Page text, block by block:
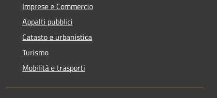
Imprese e Commercio
Appalti pubblici
Catasto e urbanistica
Turismo
Mobilità e trasporti